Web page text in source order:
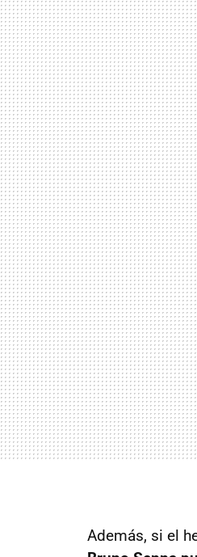
Además, si el